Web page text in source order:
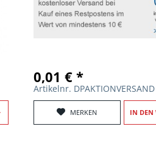
0,01 € *
Artikelnr. DPAKTIONVERSAND
MERKEN IN DEN